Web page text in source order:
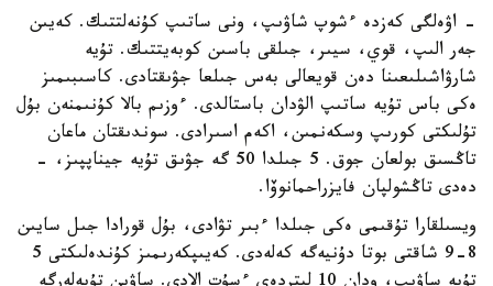
- اۋەلگى كەزدە ءشوپ شاۋىپ، ونى ساتىپ كۇنەلتتىك. كەيىن
جەر الىپ، قوي، سيىر، جىلقى باسىن كوبەيتتىك. تۇيە
شارۋاشىلىعىنا دەن قويعالى بەس جىلعا جۋىقتادى. كاسىبىمىز
ەكى باس تۇيە ساتىپ الۋدان باستالدى. ءوزىم بالا كۇنىمنەن بۇل
تۇلىكتى كورىپ وسكەنمىن، اكەم اسىرادى. سوندىقتان ماعان
تاڭسىق بولعان جوق. 5 جىلدا 50 گە جۋىق تۇيە جيناپپىز، -
دەدى تاڭشولپان فايزراحمانوۆا.
ويسىلقارا تۇقىمى ەكى جىلدا ءبىر تۋادى، بۇل قورادا جىل سايىن
8-9 شاقتى بوتا دۇنيەگە كەلەدى. كەيىپكەرىمىز كۇندەلىكتى 5